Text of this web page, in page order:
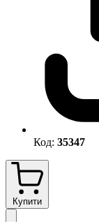
Код: 35347
Купити